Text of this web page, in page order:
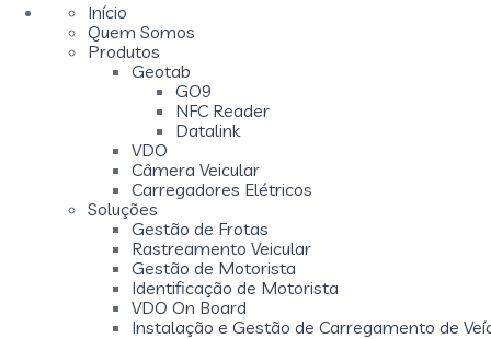
Início
Quem Somos
Produtos
Geotab
GO9
NFC Reader
Datalink
VDO
Câmera Veicular
Carregadores Elétricos
Soluções
Gestão de Frotas
Rastreamento Veicular
Gestão de Motorista
Identificação de Motorista
VDO On Board
Instalação e Gestão de Carregamento de